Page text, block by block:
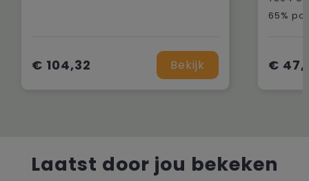
€ 104,32 Bekijk €
Laatst door jou bekeken